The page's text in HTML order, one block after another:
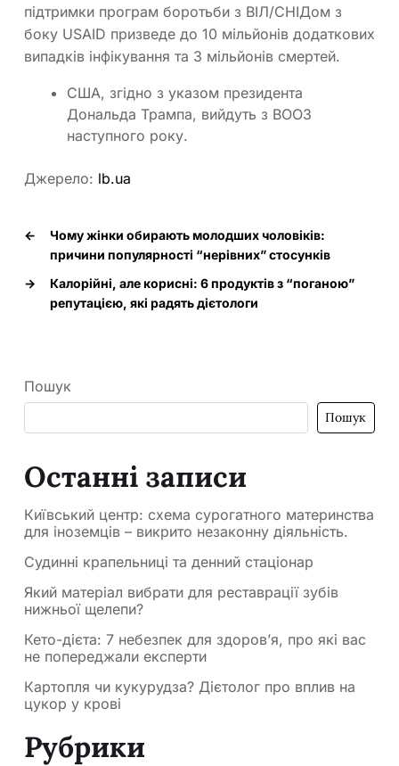
підтримки програм боротьби з ВІЛ/СНІДом з
боку USAID призведе до 10 мільйонів додаткових
випадків інфікування та 3 мільйонів смертей.
США, згідно з указом президента
Дональда Трампа, вийдуть з ВООЗ
наступного року.
Джерело: lb.ua
←
Чому жінки обирають молодших чоловіків:
причини популярності “нерівних” стосунків
→
Калорійні, але корисні: 6 продуктів з “поганою”
репутацією, які радять дієтологи
Пошук
Пошук
Останні записи
Київський центр: схема сурогатного материнства
для іноземців – викрито незаконну діяльність.
Судинні крапельниці та денний стаціонар
Який матеріал вибрати для реставрації зубів
нижньої щелепи?
Кето-дієта: 7 небезпек для здоров’я, про які вас
не попереджали експерти
Картопля чи кукурудза? Дієтолог про вплив на
цукор у крові
Рубрики